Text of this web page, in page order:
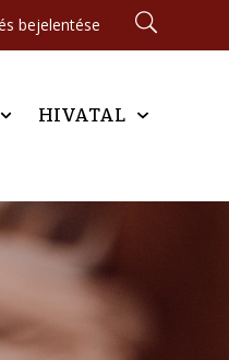
bejelentése
HIVATAL